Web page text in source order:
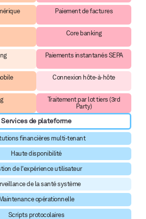
Paiement de factures
Core banking
Paiements instantanés SEPA
Connexion hôte-à-hôte
Traitement par lot tiers (3rd
Party)
Services de plateforme
financières multi-tenant
Haute disponibilité
de l'expérience utilisateur
de la santé système
Maintenance opérationnelle
Scripts protocolaires